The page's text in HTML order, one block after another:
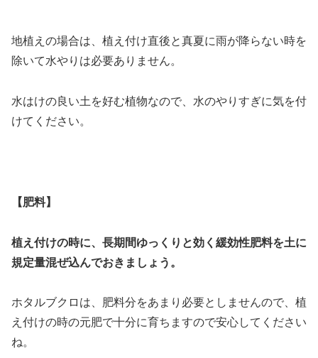
地植えの場合は、植え付け直後と真夏に雨が降らない時を
除いて水やりは必要ありません。
水はけの良い土を好む植物なので、水のやりすぎに気を付
けてください。
【肥料】
植え付けの時に、長期間ゆっくりと効く緩効性肥料を土に
規定量混ぜ込んでおきましょう。
ホタルブクロは、肥料分をあまり必要としませんので、植
え付けの時の元肥で十分に育ちますので安心してください
ね。